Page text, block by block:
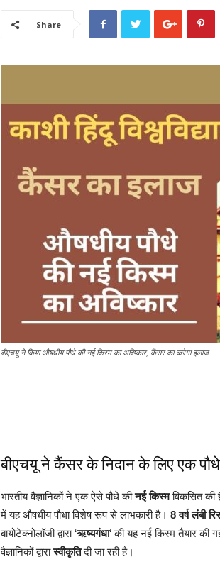
Share
बीएचयू ने किया औषधीय पौधे की नई किस्म का अविष्कार, कैंसर का करेगा इलाज
बीएचयू ने कैंसर के निदान के लिए एक
भारतीय वैज्ञानिकों ने एक ऐसे पौधे कीनई किस्मविकसित की
में यह औषधीय पौधा विशेष रूप से लाभकारी है। 8 वर्ष लंबी
बायोटेक्नोलॉजी द्वारा ‘ऋष्यगंधा‘ की यह नई किस्म तैयार की
वैज्ञानिकों द्वारास्वीकृतिदी जा रही है।